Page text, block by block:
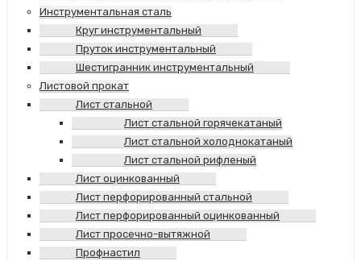
Инструментальная сталь
Круг инструментальный
Пруток инструментальный
Шестигранник инструментальный
Листовой прокат
Лист стальной
Лист стальной горячекатаный
Лист стальной холоднокатаный
Лист стальной рифленый
Лист оцинкованный
Лист перфорированный стальной
Лист перфорированный оцинкованный
Лист просечно-вытяжной
Профнастил